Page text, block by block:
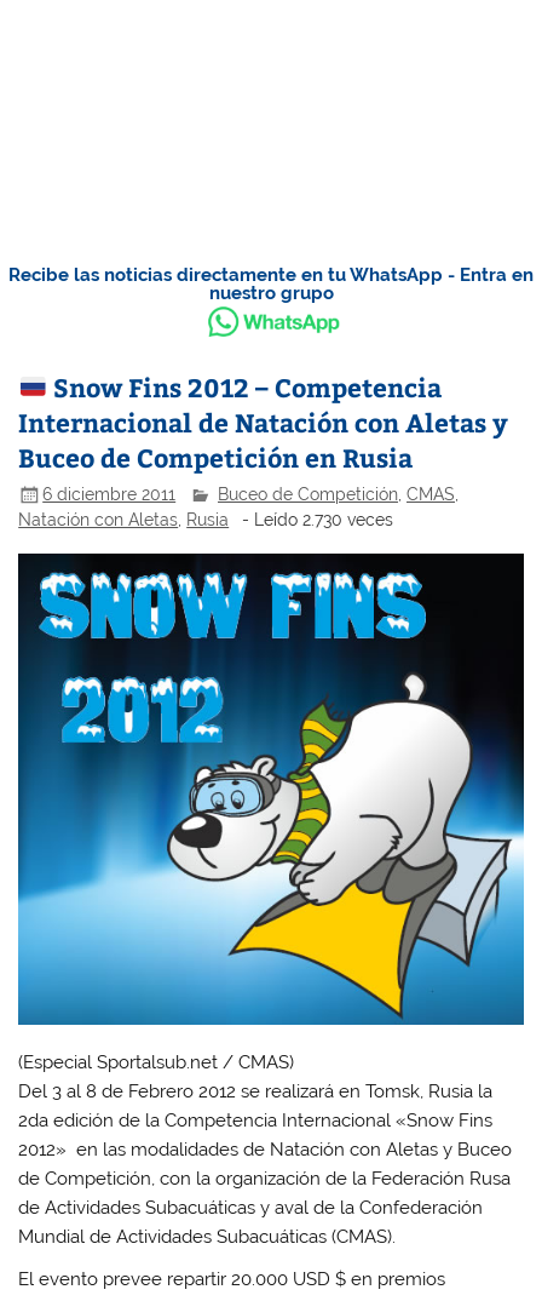
Recibe las noticias directamente en tu WhatsApp - Entra en
nuestro grupo
Snow Fins 2012 – Competencia
Internacional de Natación con Aletas y
Buceo de Competición en Rusia
6 diciembre 2011 Buceo de Competición ,CMAS
Natación con Aletas, Rusia - Leído 2.730 veces
(Especial Sportalsub.net / CMAS)
Del 3 al 8 de Febrero 2012 se realizará en Tomsk, Rusia la
2da edición de la Competencia Internacional «Snow Fins
2012» en las modalidades de Natación con Aletas y Buceo
de Competición, con la organización de la Federación Rusa
de Actividades Subacuáticas y aval de la Confederación
Mundial de Actividades Subacuáticas (CMAS).
El evento prevee repartir 20.000 USD $ en premios